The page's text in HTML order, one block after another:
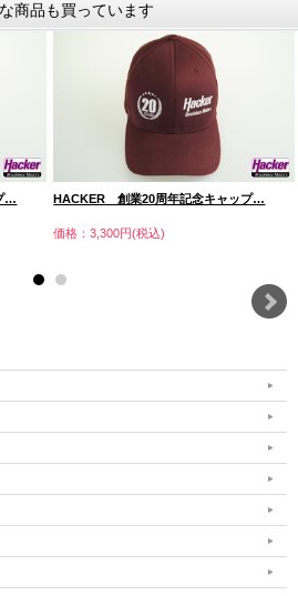
商品も買っています
… HACKER 創業20周年記念キャップ…
価格：3,300円(税込)